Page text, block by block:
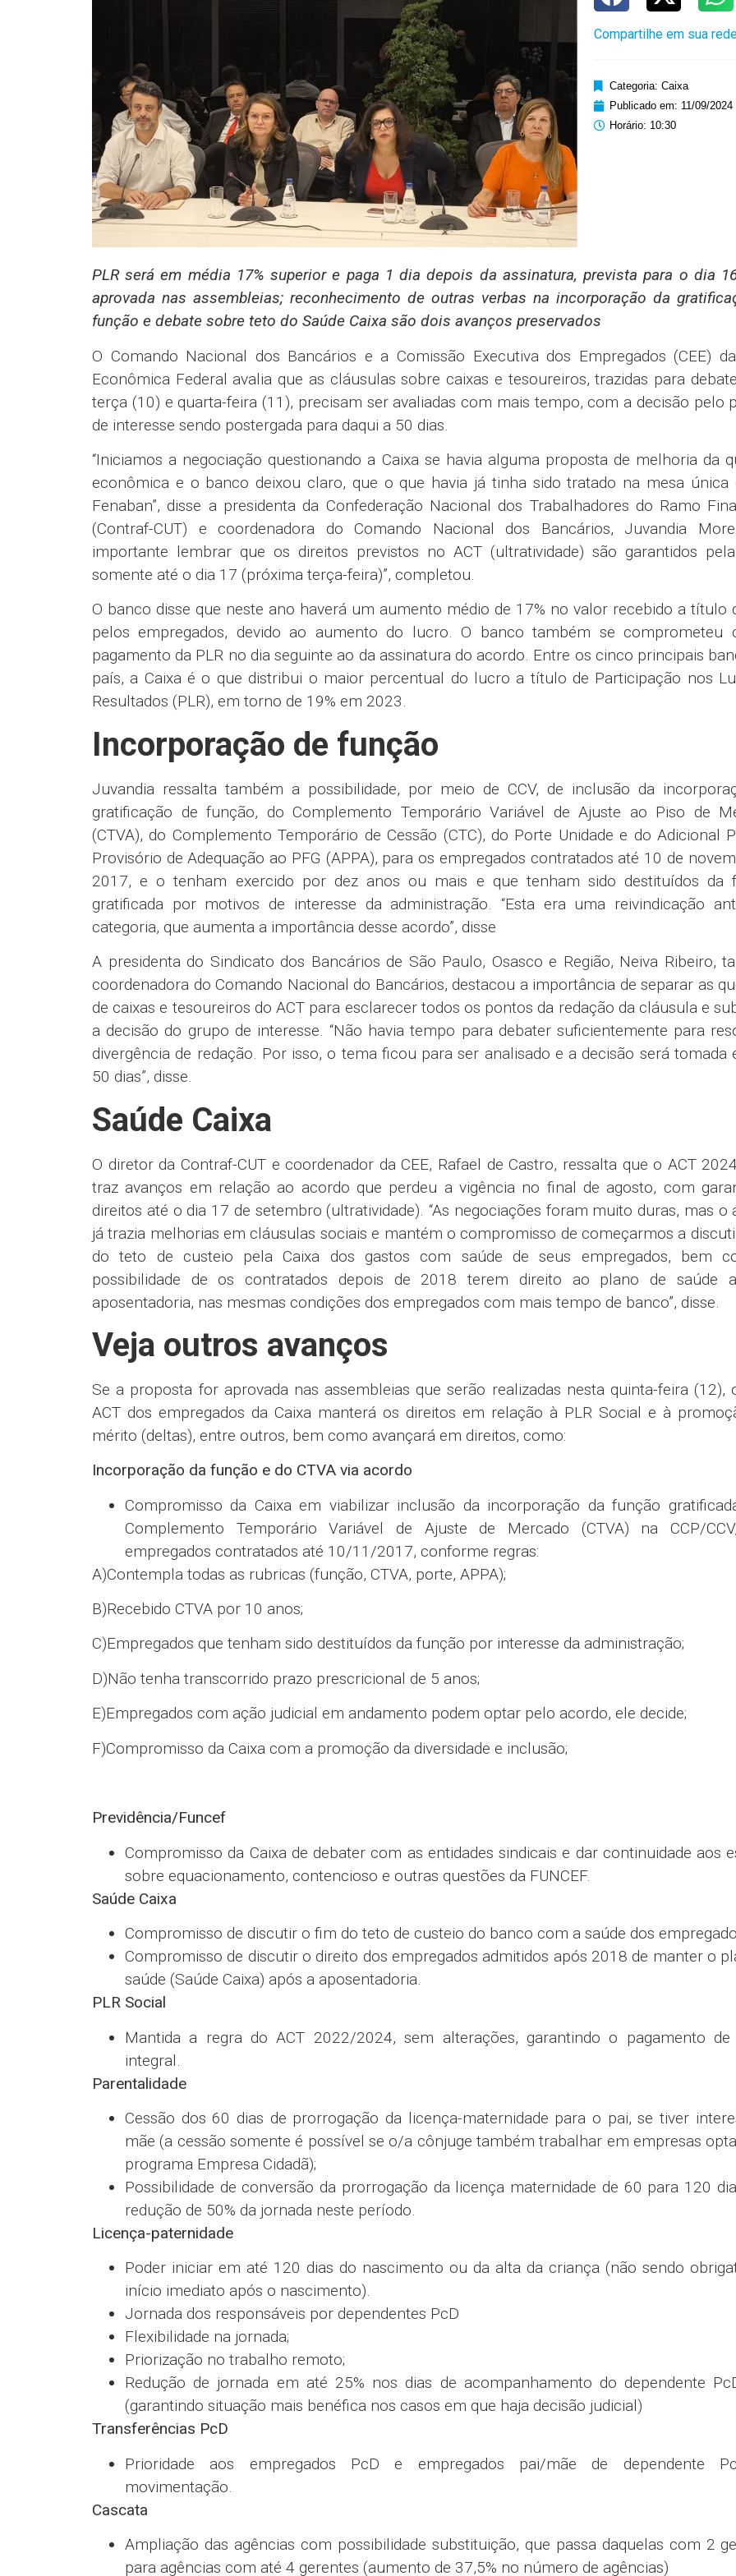
O diretor da Contraf-CUT e coordenador da CEE, Rafael de Castro, ressalta que o ACT
traz avanços em relação ao acordo que perdeu a vigência no final de agosto, com
direitos até o dia 17 de setembro (ultratividade). “As negociações foram muito duras, mas o
já trazia melhorias em cláusulas sociais e mantém o compromisso de começarmos a
do teto de custeio pela Caixa dos gastos com saúde de seus empregados, bem
possibilidade de os contratados depois de 2018 terem direito ao plano de saúde
aposentadoria, nas mesmas condições dos empregados com mais tempo de banco”, disse.
Veja outros avanços
Se a proposta for aprovada nas assembleias que serão realizadas nesta quinta-feira (12),
ACT dos empregados da Caixa manterá os direitos em relação à PLR Social e à
mérito (deltas), entre outros, bem como avançará em direitos, como:
Incorporação da função e do CTVA via acordo
Compromisso da Caixa em viabilizar inclusão da incorporação da função
empregados contratados até 10/11/2017, conforme regras:
A)Contempla todas as rubricas (função, CTVA, porte, APPA);
B)Recebido CTVA por 10 anos;
C)Empregados que tenham sido destituídos da função por interesse da administração;
E)Empregados com ação judicial em andamento podem optar pelo acordo, ele decide;
F)Compromisso da Caixa com a promoção da diversidade e inclusão;
Previdência/Funcef
Compromisso da Caixa de debater com as entidades sindicais e dar continuidade aos
sobre equacionamento, contencioso e outras questões da FUNCEF.
Saúde Caixa
Compromisso de discutir o fim do teto de custeio do banco com a saúde dos
Compromisso de discutir o direito dos empregados admitidos após 2018 de manter o
saúde (Saúde Caixa) após a aposentadoria.
PLR Social
integral.
Parentalidade
Cessão dos 60 dias de prorrogação da licença-maternidade para o pai, se tiver
mãe (a cessão somente é possível se o/a cônjuge também trabalhar em empresas
programa Empresa Cidadã);
redução de 50% da jornada neste período.
Poder iniciar em até 120 dias do nascimento ou da alta da criança (não sendo
início imediato após o nascimento).
Jornada dos responsáveis por dependentes PcD
Flexibilidade na jornada;
Priorização no trabalho remoto;
Redução de jornada em até 25% nos dias de acompanhamento do dependente
Transferências PcD
movimentação.
Cascata
para agências com até 4 gerentes (aumento de 37,5% no número de agências)
Substituição
Redução de 8 dias para o mínimo de 5 dias em caso de outras ausências como
licença médica, APIP, Luto, Casamento (hoje = 8 dias consecutivos);
Permitir que a substituição ocorra no dia útil seguinte, caso a ocorrência seja no
semana (luto sábado, licença segunda).
Composição representativa dos membros das comissões conforme eixos;
Manutenção dos eixos existentes e possibilidade de revisão / criação de outros.
Saúde financeira
Compromisso com ações de educação financeira para prevenção do
Caixa assume o compromisso em trazer opções de taxa, créditos e outras
auxiliem os empregados na redução do endividamento.
Compromisso para registro de texto explicitando que é “vedada a composição do
horas negativas de outra forma” para reforçar que o gestor não pode obrigar que o
crie banco de horas negativas;
O empregado continuará recebendo 50% das horas-extras realizadas de forma
mantendo-se a regra de pagamento de 100% de HE para agências com até 20
Licença Médica
Adiantamento/antecipação do benefício por incapacidade temporária até
benefício, mediante comprovação do agendamento da perícia presencial ou
Devolução do adiantamento/antecipação conforme margem de 35%;
Opção de acerto por meio de horas de trabalho, sob análise do volume de horas, em
indeferimento do benefício pelo INSS;
Ajuste de redação do ACT considerando a redação da regra interna que não prevê a
automática de função em 6 meses (nova redação terá o compromisso de garantir
mais benéfica)
Adicional Embarcado
Aumento do valor diário pago a empregados embarcados de R$ 55 para R$ 100;
Reajuste anual, acompanhando índice Febraban / CCT;
Conceito da regra de “trabalho em agência barco” para “empregado embarcado”;
A Caixa vai estudar uma possível ampliação da quantidade de dias de folga.
Vale Transporte
Opção de reembolso na inexistência de transporte público;
Limite de distância 200km / dia;
Ciência do gestor.
Férias